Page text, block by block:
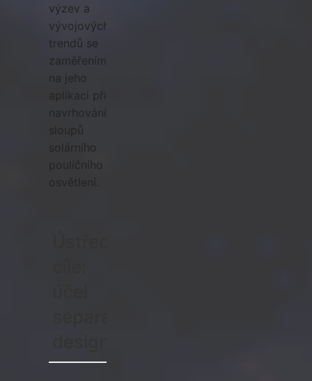
výzev a
vývojových
trendů se
zaměřením
na jeho
aplikaci při
navrhování
sloupů
solárního
pouličního
osvětlení.